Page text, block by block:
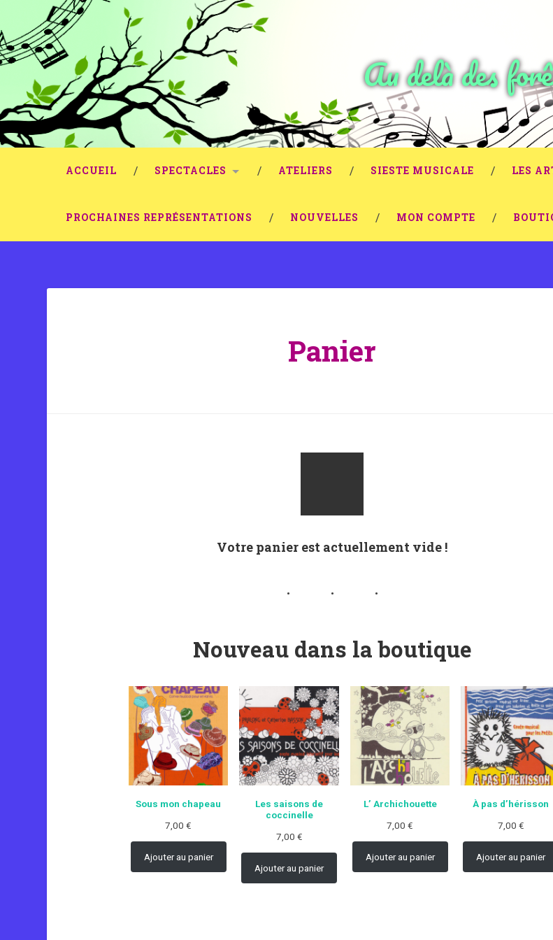
Au delà des
ACCUEIL SPECTACLES ATELIERS SIESTE MUSICALE LES
PROCHAINES REPRÉSENTATIONS NOUVELLES MON COMPTE
Panier
Votre panier est actuellement vide !
Nouveau dans la boutique
Sous mon chapeau
7,00€
Ajouter au panier
Les saisons de
coccinelle
7,00 €
Ajouter au panier
L’ Archichouette
7,00€
Ajouter au panier
À pas d’hérisson
7,00 €
Ajouter au panier